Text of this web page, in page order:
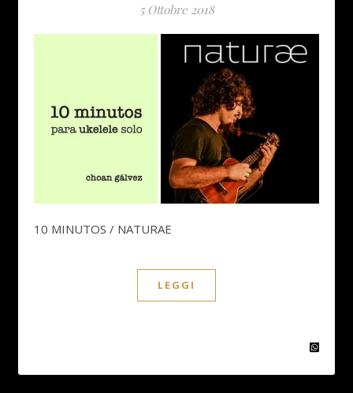
5 Ottobre 2018
10 MINUTOS / NATURAE
LEGGI